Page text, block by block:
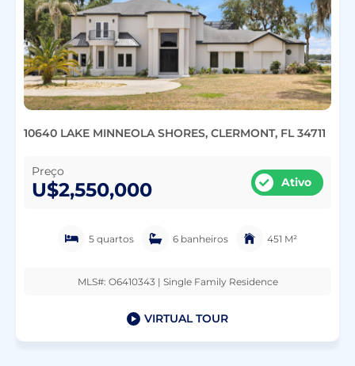
10640 LAKE MINNEOLA SHORES, CLERMONT, FL 34711
Preço
U$2,550,000 Ativo
5 quartos 6 banheiros 451 M²
MLS#: O6410343 | Single Family Residence
VIRTUAL TOUR